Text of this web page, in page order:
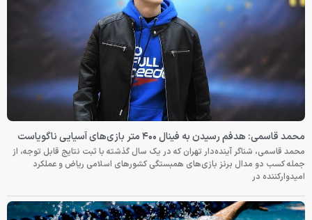
محمد قاسمی: هدفم رسیدن به فینال ۴۰۰ متر بازی‌های آسیایی ناگویاست
محمد قاسمی، شناگر آینده‌دار تهران که در یک سال گذشته با ثبت نتایج قابل توجه، از
جمله کسب دو مدال برنز بازی‌های همبستگی کشورهای اسلامی ریاض و عملکرد
امیدوارکننده در